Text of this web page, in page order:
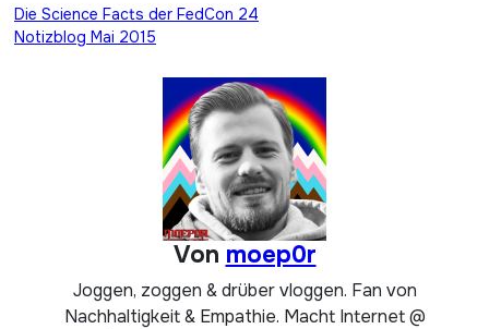
Beitragsnavigation
Die Science Facts der FedCon 24
Notizblog Mai 2015
Von moep0r
Joggen, zoggen & drüber vloggen. Fan von
Nachhaltigkeit & Empathie. Macht Internet @